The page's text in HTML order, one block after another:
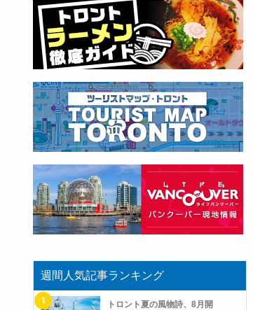
週間人気記事ランキング
トロント夏の風物詩、8月開